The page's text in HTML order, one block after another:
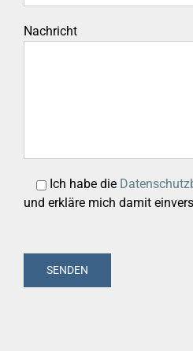
Nachricht
Ich habe die
und erkläre mich damit